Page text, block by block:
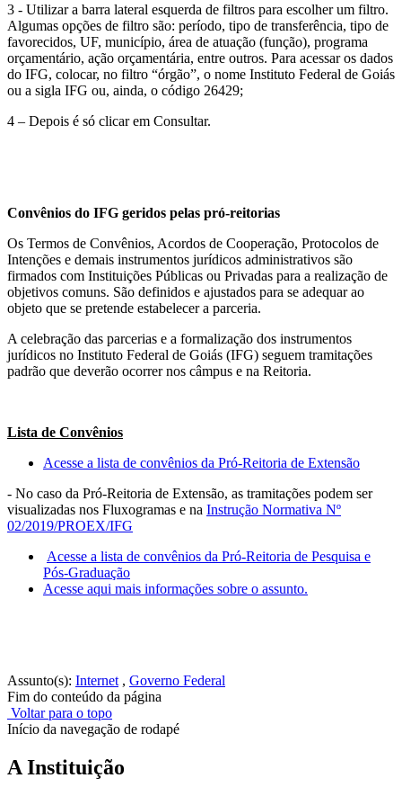
3 - Utilizar a barra lateral esquerda de filtros para escolher um filtro.
Algumas opções de filtro são: período, tipo de transferência, tipo de
favorecidos, UF, município, área de atuação (função), programa
orçamentário, ação orçamentária, entre outros. Para acessar os dados
do IFG, colocar, no filtro “órgão”, o nome Instituto Federal de Goiás
ou a sigla IFG ou, ainda, o código 26429;
4 – Depois é só clicar em Consultar.
Convênios do IFG geridos pelas pró-reitorias
Os Termos de Convênios, Acordos de Cooperação, Protocolos de
Intenções e demais instrumentos jurídicos administrativos são
firmados com Instituições Públicas ou Privadas para a realização de
objetivos comuns. São definidos e ajustados para se adequar ao
objeto que se pretende estabelecer a parceria.
A celebração das parcerias e a formalização dos instrumentos
jurídicos no Instituto Federal de Goiás (IFG) seguem tramitações
padrão que deverão ocorrer nos câmpus e na Reitoria.
Lista de Convênios
Acesse a lista de convênios da Pró-Reitoria de Extensão
- No caso da Pró-Reitoria de Extensão, as tramitações podem ser
visualizadas nos Fluxogramas e na Instrução Normativa Nº
02/2019/PROEX/IFG
Acesse a lista de convênios da Pró-Reitoria de Pesquisa e
Pós-Graduação
Acesse aqui mais informações sobre o assunto.
Assunto(s): Internet , Governo Federal
Fim do conteúdo da página
Voltar para o topo
Início da navegação de rodapé
A Instituição